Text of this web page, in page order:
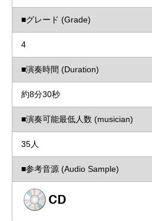
■グレード (Grade)
4
■演奏時間 (Duration)
約8分30秒
■演奏可能最低人数 (musician)
35人
■参考音源 (Audio Sample)